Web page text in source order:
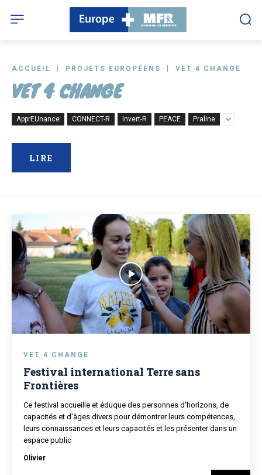
ACCUEIL PROJETS EUROPÉENS VET 4 CHANGE
VET 4 CHANGE
ApprEUnance CONNECT-R Invert-R PEACE Praline
LIRE
VET 4 CHANGE
Festival international Terre sans
Frontières
Ce festival accueille et éduque des personnes d'horizons, de
capacités et d'âges divers pour démontrer leurs compétences,
leurs connaissances et leurs capacités et les présenter dans un
espace public
Olivier